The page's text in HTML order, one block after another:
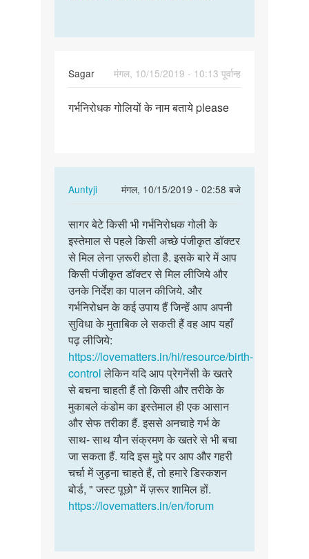
Sagar
मंगल, 10/15/2019 - 10:13 पूर्वान्ह
गर्भनिरोधक
गर्भनिरोधक गोलियों के नाम बताये please
Auntyji
मंगल, 10/15/2019 - 02:58 बजे
In
to
गर्भनिरोधक
गोलियों
के
नाम…
by
Sagar
सागर
बेटे
किसी
भी
गर्भनिरोधक…
सागर बेटे किसी भी गर्भनिरोधक गोली के
इस्तेमाल से पहले किसी अच्छे पंजीकृत डॉक्टर
से मिल लेना ज़रूरी होता है. इसके बारे में आप
किसी पंजीकृत डॉक्टर से मिल लीजिये और
उनके निर्देश का पालन कीजिये. और
गर्भनिरोधन के कई उपाय हैं जिन्हें आप अपनी
सुविधा के मुताबिक ले सकती हैं वह आप यहाँ
पढ़ लीजिये:
https://lovematters.in/hi/resource/birth-
controlलेकिन यदि आप प्रेगनेंसी के खतरे
से बचना चाहती हैं तो किसी और तरीके के
मुकाबले कंडोम का इस्तेमाल ही एक आसान
और सेफ तरीका हैं. इससे अनचाहे गर्भ के
साथ- साथ यौन संक्रमण के खतरे से भी बचा
जा सकता हैं. यदि इस मुद्दे पर आप और गहरी
चर्चा में जुड़ना चाहते हैं, तो हमारे डिस्कशन
बोर्ड, " जस्ट पूछो" में ज़रूर शामिल हों.
https://lovematters.in/en/forum